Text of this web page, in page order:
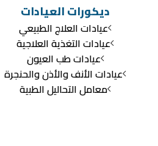
ديكورات العيادات
عيادات العلاج الطبيعي
عيادات التغذية العلاجية
عيادات طب العيون
عيادات الأنف والأذن والحنجرة
معامل التحاليل الطبية